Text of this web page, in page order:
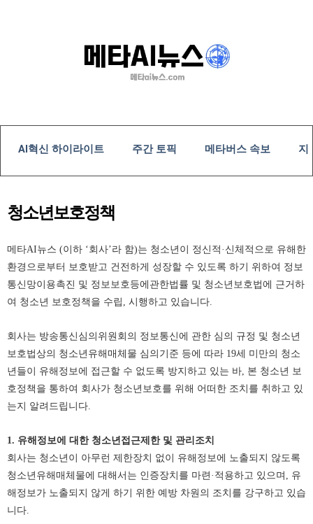
기
AI혁신 하이라이트
주간 토픽 메타버스 속보 지
청소년보호정책
메타AI뉴스 (이하 ‘회사’라 함)는 청소년이 정신적·신체적으로 유해한
환경으로부터 보호받고 건전하게 성장할 수 있도록 하기 위하여 정보
통신망이용촉진 및 정보보호등에관한법률 및 청소년보호법에 근거하
여 청소년 보호정책을 수립, 시행하고 있습니다.
회사는 방송통신심의위원회의 정보통신에 관한 심의 규정 및 청소년
보호법상의 청소년유해매체물 심의기준 등에 따라 19세 미만의 청소
년들이 유해정보에 접근할 수 없도록 방지하고 있는 바, 본 청소년 보
호정책을 통하여 회사가 청소년보호를 위해 어떠한 조치를 취하고 있
는지 알려드립니다.
1. 유해정보에 대한 청소년접근제한 및 관리조치
회사는 청소년이 아무런 제한장치 없이 유해정보에 노출되지 않도록
청소년유해매체물에 대해서는 인증장치를 마련·적용하고 있으며, 유
해정보가 노출되지 않게 하기 위한 예방 차원의 조치를 강구하고 있습
니다.